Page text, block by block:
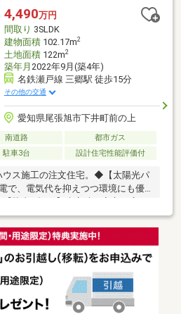
まい探しをお手伝いします
相談はお気軽にお問い合わせく
4,490万円
間取り 3SLDK
建物面積102.17m2
土地面積122m2
築年月 2022年9月(築4年)
名鉄瀬戸線 三郷駅 徒歩15分
その他の交通
愛知県尾張旭市下井町前の上
南道路
都市ガス
駐車3台 設計住宅性能評価付
ス施工の注文住宅。◆【太陽光パ
で、電気代を抑えつつ環境にも優
好きの方にピッタリ！◆【プライ
ング】外からの視線を気にせず、家
。◆【在宅ワークにも適】リビング
！仕事も趣味も快適にこなせる間取
まい。